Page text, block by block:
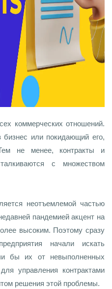
коммерческих отношений.
или покидающий его,
Тем не менее, контракты и
с множеством
неотъемлемой частью
пандемией акцент на
высоким. Поэтому сразу
начали искать
бы их от невыполненных
управления контрактами
решения этой проблемы.